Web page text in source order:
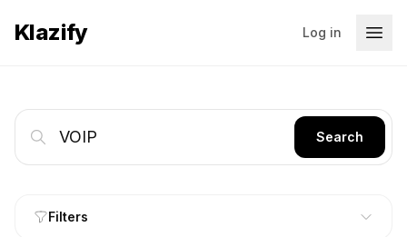
Klazify Log in
Search
Filters